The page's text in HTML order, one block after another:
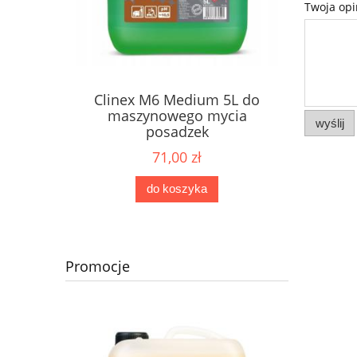
Clinex M6 Medium 5L do
maszynowego mycia
posadzek
71,00 zł
do koszyka
Promocje
Twoja
wyślij